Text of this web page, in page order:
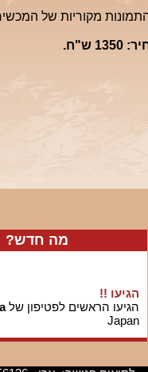
מקוריות של
ש"ח.
מה חדש?
הגיעו !!
הגיעו הראשים לפטיפון של
Japan
חדש !!